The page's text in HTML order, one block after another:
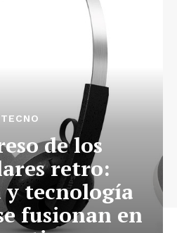
TECNO
de los
retro:
tecnología
fusionan en